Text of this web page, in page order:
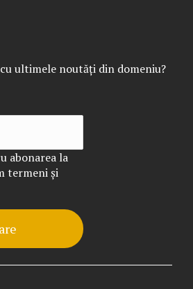
ultimele noutăți din domeniu?
abonarea la
termeni și